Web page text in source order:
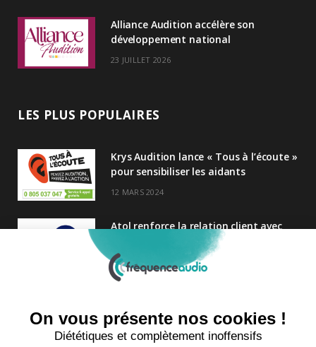
Alliance Audition accélère son
développement national
23 JUILLET 2026
LES PLUS POPULAIRES
Krys Audition lance « Tous à l’écoute »
pour sensibiliser les aidants
12 MARS 2024
Atol renforce la relation client avec
une nouvelle campagne axée sur la
satisfaction
25 FÉVRIER 2025
Audition Conseil
27 MARS 2024